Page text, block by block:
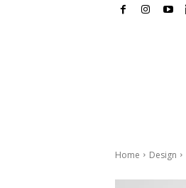
Home Design